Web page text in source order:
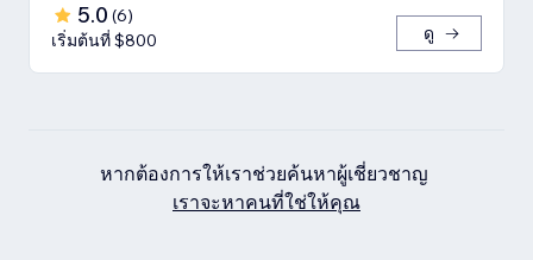
5.0 (6)
เริ่มต้นที่ $800
ดู
หากต้องการให้เราช่วยค้นหาผู้เชี่ยวชาญ
เราจะหาคนที่ใช่ให้คุณ